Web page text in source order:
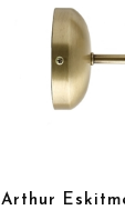
Arthur